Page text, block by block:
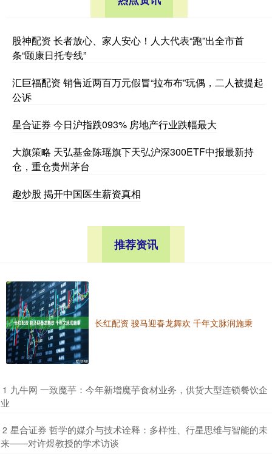
股神配资 长者放心、家人安心！人大代表“跑”出全市首
条“颐康日托专线”
汇巨福配资 销售近两百万元假冒“拉布布”玩偶，二人被提起
公诉
星合证券 今日沪指跌093% 房地产行业跌幅最大
大旗策略 天弘基金陈瑶旗下天弘沪深300ETF中报最新持
仓，重仓贵州茅台
趣炒股 揭开中国医生薪资真相
推荐资讯
长红配资 骏马迎春龙舞欢 千年文脉润施秉
1 ​九牛网 一致魔芋：今年新增魔芋食材业务，供货大型连锁餐饮企
业
2 ​星合证券 哲学的媒介与技术诠释：多样性、行星思维与智能的未
来——对许煜教授的学术访谈